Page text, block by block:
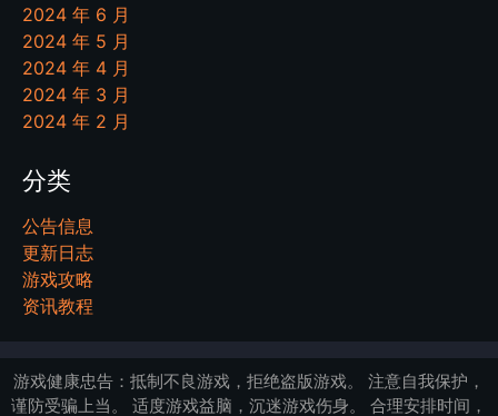
2024 年 6 月
2024 年 5 月
2024 年 4 月
2024 年 3 月
2024 年 2 月
分类
公告信息
更新日志
游戏攻略
资讯教程
游戏健康忠告：抵制不良游戏，拒绝盗版游戏。 注意自我保护，
谨防受骗上当。 适度游戏益脑，沉迷游戏伤身。 合理安排时间，